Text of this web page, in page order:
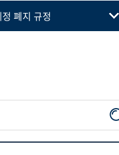
폐지 규정